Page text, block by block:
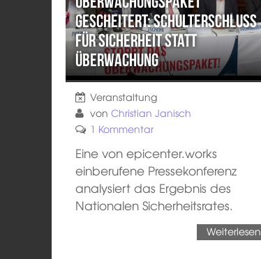
gescheitert: Schulterschluss
für Sicherheit statt
Überwachung
Veranstaltung
vonChristian Janisch
1 Kommentar
Eine von epicenter.works
einberufene Pressekonferenz
analysiert das Ergebnis des
Nationalen Sicherheitsrates.
Weiterlesen